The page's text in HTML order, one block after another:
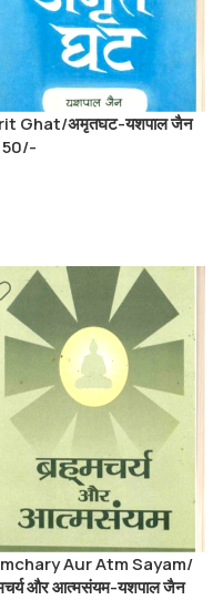
Ghat/अमृतघट-यशपाल जैन
50/-
Aur Atm Sayam/
और आत्मसंयम-यशपाल जैन